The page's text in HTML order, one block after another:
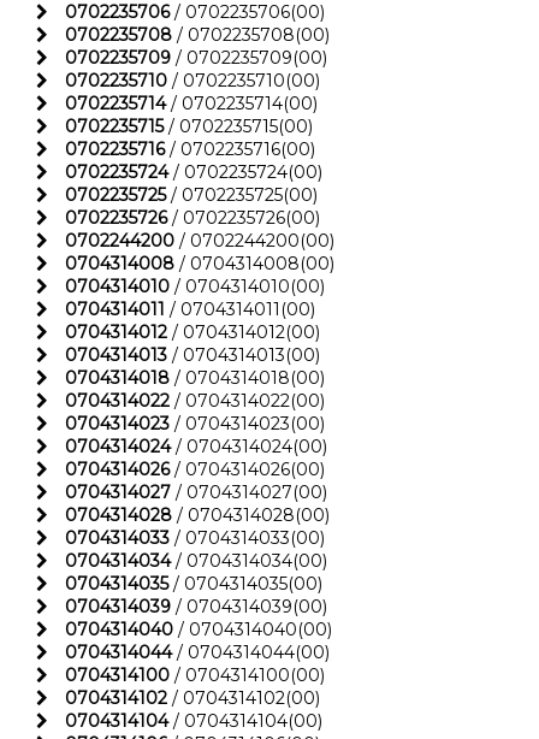
0702235706/ 0702235706(00)
0702235708 / 0702235708(00)
0702235709 / 0702235709(00)
0702235710 / 0702235710(00)
0702235714/ 0702235714(00)
0702235715/ 0702235715(00)
0702235716/ 0702235716(00)
0702235724/ 0702235724(00)
0702235725/ 0702235725(00)
0702235726/ 0702235726(00)
0702244200 / 0702244200(00)
0704314008 / 0704314008(00)
0704314010 / 0704314010(00)
0704314011 / 0704314011(00)
0704314012 / 0704314012(00)
0704314013 / 0704314013(00)
0704314018 / 0704314018(00)
0704314022 / 0704314022(00)
0704314023 / 0704314023(00)
0704314024/ 0704314024(00)
0704314026/ 0704314026(00)
0704314027 / 0704314027(00)
0704314028 / 0704314028(00)
0704314033 / 0704314033(00)
0704314034/ 0704314034(00)
0704314035/ 0704314035(00)
0704314039 / 0704314039(00)
0704314040 / 0704314040(00)
0704314044/ 0704314044(00)
0704314100 / 0704314100(00)
0704314102 / 0704314102(00)
0704314104/ 0704314104(00)